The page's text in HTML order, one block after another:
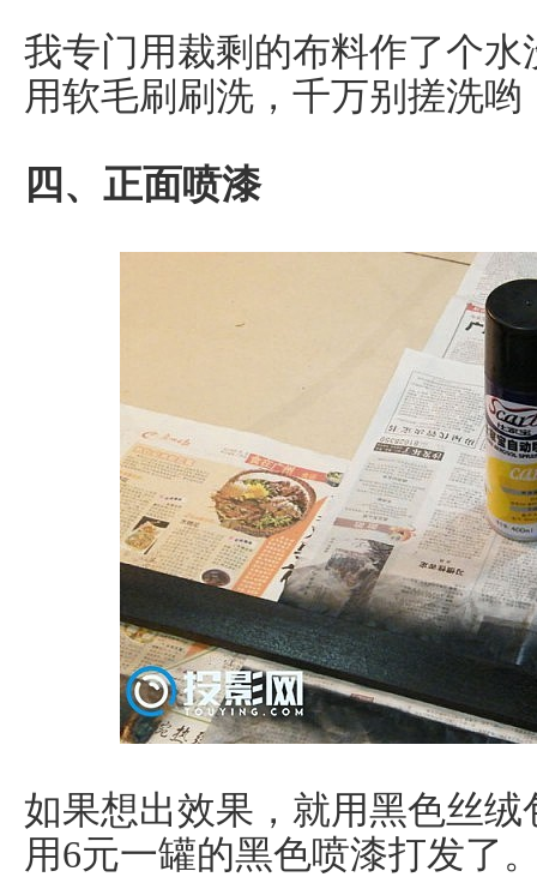
我专门用裁剩的布料作了个
用软毛刷刷洗，千万别搓洗
四、正面喷漆
如果想出效果，就用黑色丝
用6元一罐的黑色喷漆打发了